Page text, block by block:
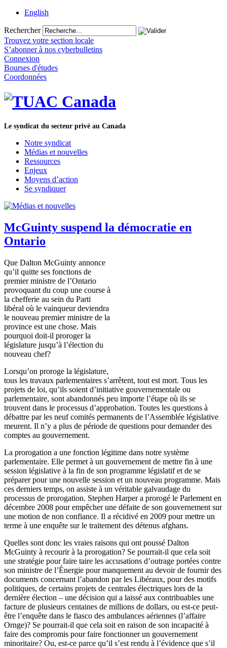
English
Rechercher
Trouvez votre section locale
S’abonner à nos cyberbulletins
Connexion
Bourses d'études
Coordonnées
Le syndicat du secteur privé au Canada
Notre syndicat
Médias et nouvelles
Ressources
Enjeux
Moyens d’action
Se syndiquer
McGuinty suspend la démocratie en
Ontario
Que Dalton McGuinty annonce
qu’il quitte ses fonctions de
premierministre de l’Ontario
provoquant du coup une course à
la chefferie au sein du Parti
libéral où le vainqueur deviendra
le nouveau premierministre de la
province est une chose. Mais
pourquoi doit-il prorogerla
législature jusqu’à l’élection du
nouveau chef?
Lorsqu’on proroge la législature,
tous les travaux parlementaires s’arrêtent, tout est mort. Tous les
projets de loi, qu’ils soient d’initiative gouvernementale ou
parlementaire, sont abandonnés peu importe l’étape où ils se
trouvent dans le processus d’approbation. Toutes les questions à
débattre par les neuf comités permanents de l’Assemblée législative
meurent. Il n’y a plus de période de questions pour demander des
comptes au gouvernement.
La prorogation a une fonction légitime dans notre système
parlementaire. Elle permet à un gouvernement de mettre fin à une
session législative à la fin de son programme législatifet de se
préparerpourune nouvelle session et un nouveau programme. Mais
ces derniers temps, on assiste à un véritable galvaudage du
processus de prorogation. Stephen Harper a prorogé le Parlement en
décembre 2008 pourempêcher une défaite de son gouvernement sur
une motion de non confiance. Il a récidivé en 2009 pourmettre un
terme à une enquête surle traitement des détenus afghans.
Quelles sont donc les vraies raisons qui ont poussé Dalton
McGuinty à recourir à la prorogation? Se pourrait-il que cela soit
une stratégie pour faire taire les accusations d’outrage portées contre
son ministre de l’Énergie pour manquement au devoir de fournir des
documents concernant l’abandon par les Libéraux, pour des motifs
politiques, de certains projets de centrales électriques lors de la
dernière élection – une décision qui a laissé aux contribuables une
facture de plusieurs centaines de millions de dollars, ou est-ce peut-
être l’enquête dans le fiasco des ambulances aériennes (l’affaire
Ornge)? Se pourrait-il que cela soit en raison de son incapacité à
faire des compromis pour faire fonctionner un gouvernement
minoritaire? Ou, est-ce parce qu’il s’est rendu à l’évidence que s’il